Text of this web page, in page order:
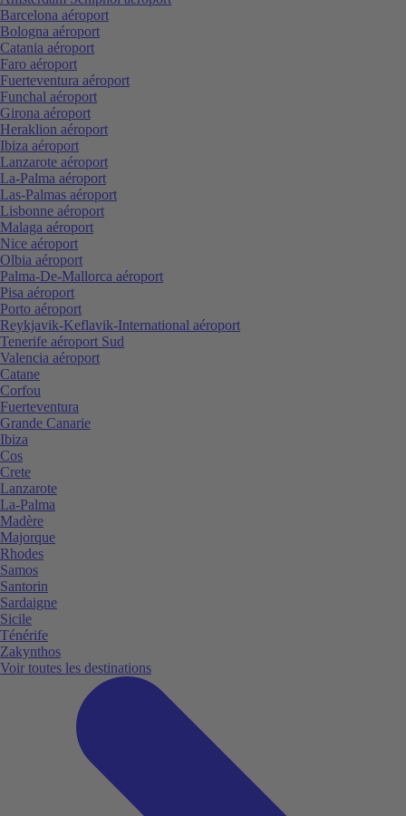
Barcelona aéroport
Bologna aéroport
Catania aéroport
Faro aéroport
Fuerteventura aéroport
Funchal aéroport
Girona aéroport
Heraklion aéroport
Ibiza aéroport
Lanzarote aéroport
La-Palma aéroport
Las-Palmas aéroport
Lisbonne aéroport
Malaga aéroport
Nice aéroport
Olbia aéroport
Palma-De-Mallorca aéroport
Pisa aéroport
Porto aéroport
Reykjavik-Keflavik-International aéroport
Tenerife aéroport Sud
Valencia aéroport
Catane
Corfou
Fuerteventura
Grande Canarie
Ibiza
Cos
Crete
Lanzarote
La-Palma
Madère
Majorque
Rhodes
Samos
Santorin
Sardaigne
Sicile
Ténérife
Zakynthos
Voir toutes les destinations